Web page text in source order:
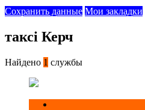
Сохранить данные Мои закладки
таксі Керч
Найдено 1 службы